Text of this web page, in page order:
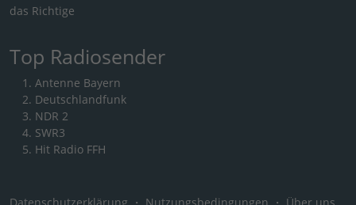
das Richtige
Top Radiosender
Antenne Bayern
Deutschlandfunk
NDR 2
SWR3
Hit Radio FFH